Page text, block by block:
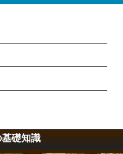
礎知識